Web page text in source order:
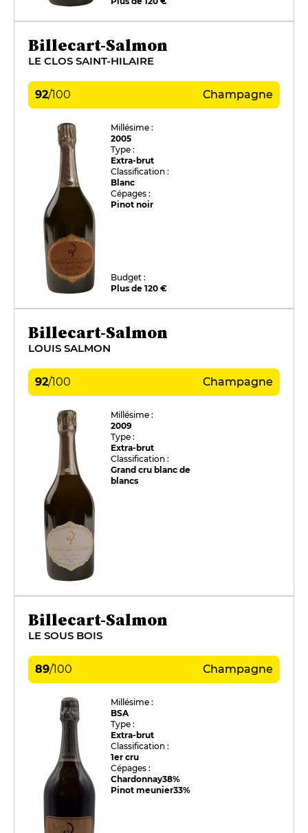
Billecart-Salmon
LE CLOS SAINT-HILAIRE
92/100 Champagne
Millésime :
2005
Type :
Extra-brut
Classification :
Blanc
Cépages :
Pinot noir
Budget :
Plus de 120 €
Billecart-Salmon
LOUIS SALMON
92/100 Champagne
Millésime :
2009
Type :
Extra-brut
Classification :
Grand cru blanc de
blancs
Billecart-Salmon
LE SOUS BOIS
89/100 Champagne
Millésime :
BSA
Type :
Extra-brut
Classification :
1er cru
Cépages :
Chardonnay38%
Pinot meunier33%